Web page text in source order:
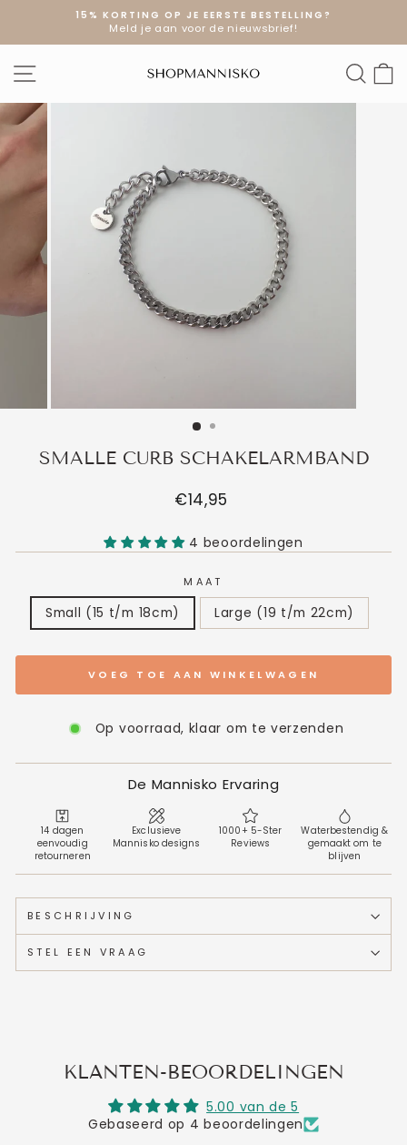
artikel
Diavoorstelling
15% KORTING OP JE EERSTE BESTELLING?
Meld je aan voor de nieuwsbrief!
SITE NAVIGATIE
SMALLE CURB SCHAKELARMBAND
Normale
€14,95
4 beoordelingen
MAAT
Small (15 t/m 18cm) Large (19 t/m 22cm)
VOEG TOE AAN WINKELWAGEN
Op voorraad, klaar om te verzenden
De Mannisko Ervaring
14 dagen
eenvoudig
retourneren
Exclusieve
Mannisko designs
1000+ 5-Ster
Reviews
Waterbestendig &
gemaakt om te
blijven
BESCHRIJVING
STEL EEN VRAAG
KLANTEN-BEOORDELINGEN
5.00 van de 5
Gebaseerd op 4 beoordelingen